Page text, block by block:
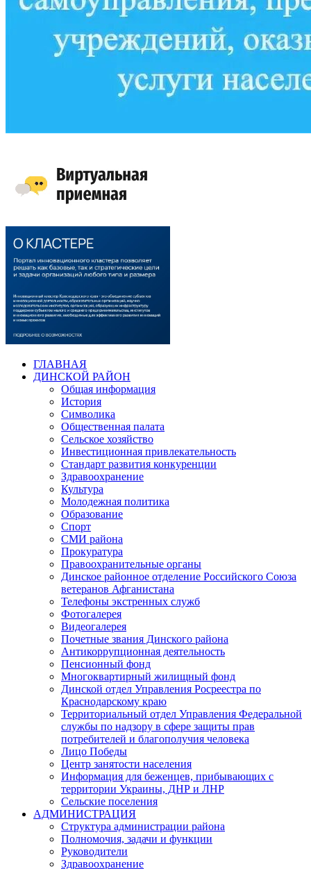
ГЛАВНАЯ
ДИНСКОЙ РАЙОН
Общая информация
История
Символика
Общественная палата
Сельское хозяйство
Инвестиционная привлекательность
Стандарт развития конкуренции
Здравоохранение
Культура
Молодежная политика
Образование
Спорт
СМИ района
Прокуратура
Правоохранительные органы
Динское районное отделение Российского Союза
ветеранов Афганистана
Телефоны экстренных служб
Фотогалерея
Видеогалерея
Почетные звания Динского района
Антикоррупционная деятельность
Пенсионный фонд
Многоквартирный жилищный фонд
Динской отдел Управления Росреестра по
Краснодарскому краю
Территориальный отдел Управления Федеральной
службы по надзору в сфере защиты прав
потребителей и благополучия человека
Лицо Победы
Центр занятости населения
Информация для беженцев, прибывающих с
территории Украины, ДНР и ЛНР
Сельские поселения
АДМИНИСТРАЦИЯ
Структура администрации района
Полномочия, задачи и функции
Руководители
Здравоохранение